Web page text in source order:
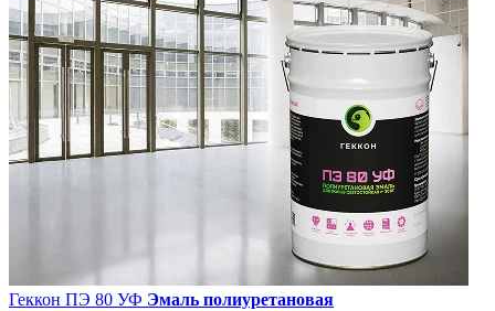
Геккон ПЭ 80 УФ Эмаль полиуретановая